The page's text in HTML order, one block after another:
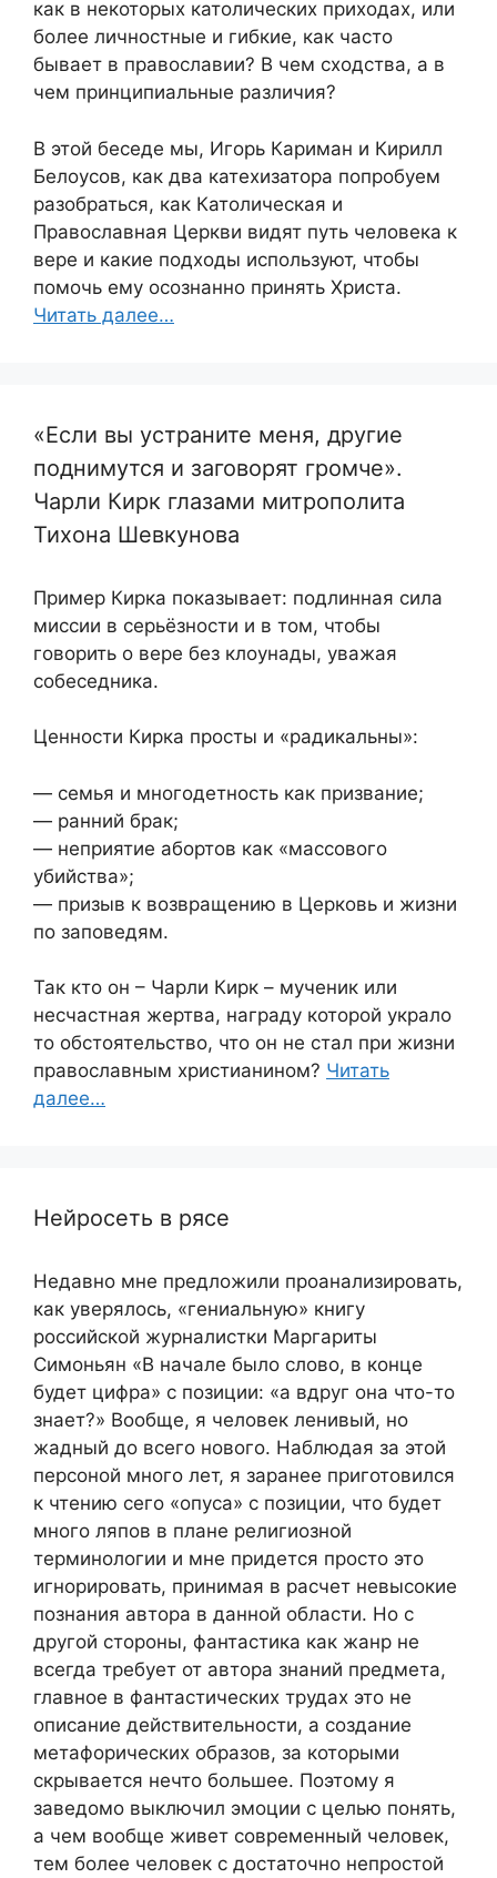
как в некоторых католических приходах, или
более личностные и гибкие, как часто
бывает в православии? В чем сходства, а в
чем принципиальные различия?
В этой беседе мы, Игорь Кариман и Кирилл
Белоусов, как два катехизатора попробуем
разобраться, как Католическая и
Православная Церкви видят путь человека к
вере и какие подходы используют, чтобы
помочь ему осознанно принять Христа.
Читать далее…
«Если вы устраните меня, другие
поднимутся и заговорят громче».
Чарли Кирк глазами митрополита
Тихона Шевкунова
Пример Кирка показывает: подлинная сила
миссии в серьёзности и в том, чтобы
говорить о вере без клоунады, уважая
собеседника.
Ценности Кирка просты и «радикальны»:
— семья и многодетность как призвание;
— ранний брак;
— неприятие абортов как «массового
убийства»;
— призыв к возвращению в Церковь и жизни
по заповедям.
Так кто он – Чарли Кирк – мученик или
несчастная жертва, награду которой украло
то обстоятельство, что он не стал при жизни
православным христианином? Читать
далее…
Нейросеть в рясе
Недавно мне предложили проанализировать,
как уверялось, «гениальную» книгу
российской журналистки Маргариты
Симоньян «В начале было слово, в конце
будет цифра» с позиции: «а вдруг она что-то
знает?» Вообще, я человек ленивый, но
жадный до всего нового. Наблюдая за этой
персоной много лет, я заранее приготовился
к чтению сего «опуса» с позиции, что будет
много ляпов в плане религиозной
терминологии и мне придется просто это
игнорировать, принимая в расчет невысокие
познания автора в данной области. Но с
другой стороны, фантастика как жанр не
всегда требует от автора знаний предмета,
главное в фантастических трудах это не
описание действительности, а создание
метафорических образов, за которыми
скрывается нечто большее. Поэтому я
заведомо выключил эмоции с целью понять,
а чем вообще живет современный человек,
тем более человек с достаточно непростой